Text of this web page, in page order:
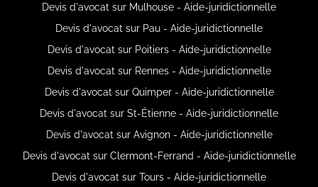
Devis d'avocat sur Mulhouse - Aide-juridictionnelle
Devis d'avocat sur Pau - Aide-juridictionnelle
Devis d'avocat sur Poitiers - Aide-juridictionnelle
Devis d'avocat sur Rennes - Aide-juridictionnelle
Devis d'avocat sur Quimper - Aide-juridictionnelle
Devis d'avocat sur St-Étienne - Aide-juridictionnelle
Devis d'avocat sur Avignon - Aide-juridictionnelle
Devis d'avocat sur Clermont-Ferrand - Aide-juridictionnelle
Devis d'avocat sur Tours - Aide-juridictionnelle